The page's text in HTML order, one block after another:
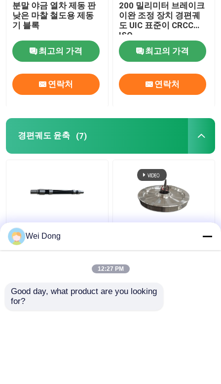
분말 야금 열차 제동 판
낮은 마찰 철도용 제동
기 블록
최고의 가격
연락처
200 밀리미터 브레이크
이완 조정 장치 경편궤
도 UIC 표준이 CRCC
ISO
최고의 가격
연락처
경편궤도 윤축 (7)
EA1N EA4T 선로 바퀴
와 축 AAR 표준 끝난 열
Wei Dong
12:27 PM
Good day, what product are you looking
for?